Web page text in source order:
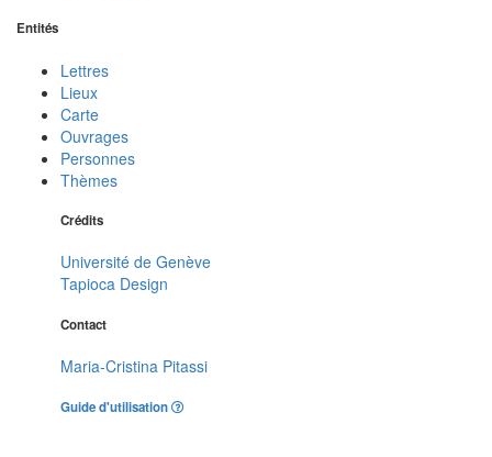
Entités
Lettres
Lieux
Carte
Ouvrages
Personnes
Thèmes
Crédits
Université de Genève
Tapioca Design
Contact
Maria-Cristina Pitassi
Guide d'utilisation